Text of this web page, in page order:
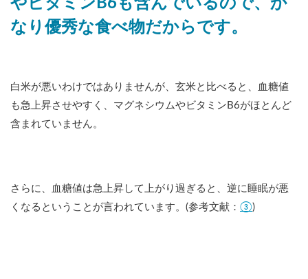
やビタミンB6も含んでいるので、か
なり優秀な食べ物だからです。
白米が悪いわけではありませんが、玄米と比べると、血糖値
も急上昇させやすく、マグネシウムやビタミンB6がほとんど
含まれていません。
さらに、血糖値は急上昇して上がり過ぎると、逆に睡眠が悪
くなるということが言われています。(参考文献： ③)